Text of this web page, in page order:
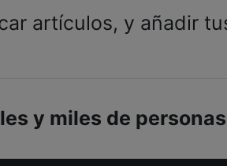
artículos, y añadir
y miles de personas